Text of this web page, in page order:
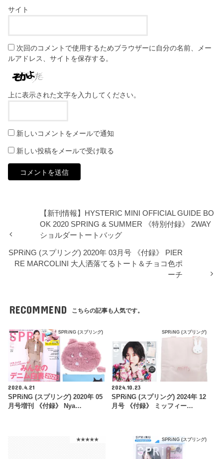
サイト
次回のコメントで使用するためブラウザーに自分の名前、メー
ルアドレス、サイトを保存する。
上に表示された文字を入力してください。
新しいコメントをメールで通知
新しい投稿をメールで受け取る
【新刊情報】HYSTERIC MINI OFFICIAL GUIDE BO
OK 2020 SPRING & SUMMER 《特別付録》 2WAY
ショルダートートバッグ
SPRiNG (スプリング) 2020年 03月号 《付録》 PIER
RE MARCOLINI 大人洒落てるトート＆チョコ色ポ
ーチ
RECOMMEND こちらの記事も人気です。
SPRiNG (スプリング)
2020.4.21
SPRiNG (スプリング) 2020年 05
月号増刊 《付録》 Nya…
SPRiNG (スプリング)
2024.10.23
SPRiNG (スプリング) 2024年 12
月号 《付録》 ミッフィー…
★★★★★ SPRiNG (スプリング)